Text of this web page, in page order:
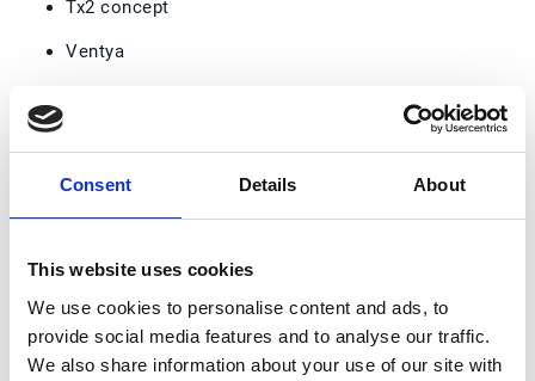
Consent Details About
This website uses cookies
We use cookies to personalise content and ads, to
provide social media features and to analyse our traffic.
We also share information about your use of our site with
Tx2 concept
Ventya
candidats PDP avant d’être immatriculés.
plateforme de dématérialisation partenaire
16 mai 2024, plus de 74 opérateurs avaient
déposé leur candidature pour devenir PDP.